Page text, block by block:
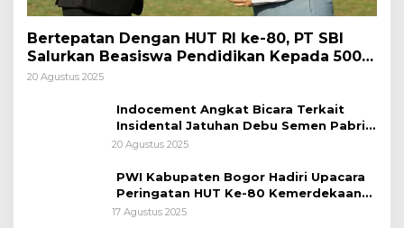
Bertepatan Dengan HUT RI ke-80, PT SBI
Salurkan Beasiswa Pendidikan Kepada 500
Pelajar
20 Agustus 2025
Indocement Angkat Bicara Terkait
Insidental Jatuhan Debu Semen Pabrik
Citeureup
20 Agustus 2025
PWI Kabupaten Bogor Hadiri Upacara
Peringatan HUT Ke-80 Kemerdekaan
RI, di Lapangan Tegar Beriman
17 Agustus 2025